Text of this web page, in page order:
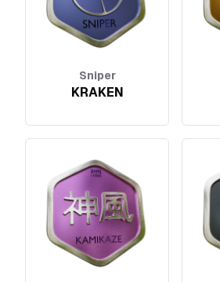
Sniper
KRAKEN